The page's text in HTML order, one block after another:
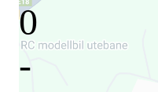
0
-